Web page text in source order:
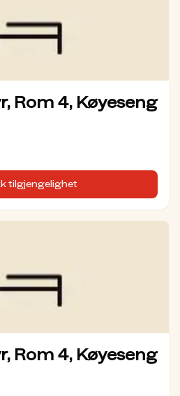
Rom 4, Køyeseng
tilgjengelighet
Rom 4, Køyeseng